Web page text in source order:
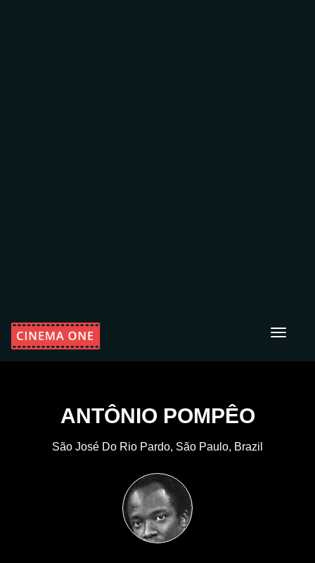
Toggle
ANTÔNIO POMPÊO
São José Do Rio Pardo, São Paulo, Brazil